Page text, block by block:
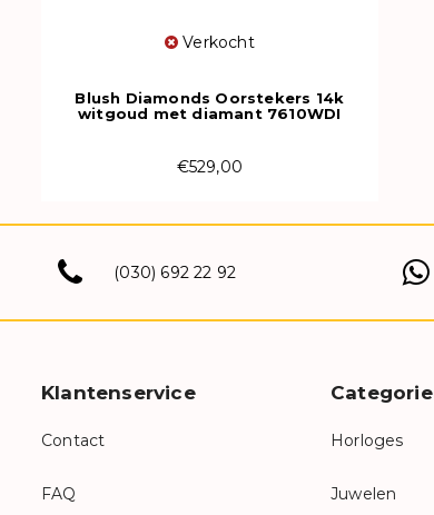
Verkocht
Blush Diamonds Oorstekers 14k
witgoud met diamant 7610WDI
€529,00
(030) 692 22 92
Klantenservice
Contact
FAQ
Horloges
Juwelen